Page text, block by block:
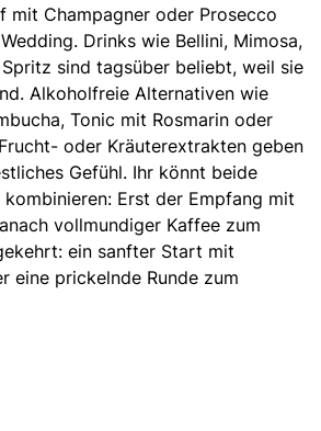
mit Champagner oder Prosecco
Drinks wie Bellini, Mimosa,
sind tagsüber beliebt, weil sie
Alkoholfreie Alternativen wie
Tonic mit Rosmarin oder
oder Kräuterextrakten geben
Gefühl. Ihr könnt beide
Erst der Empfang mit
vollmundiger Kaffee zum
ein sanfter Start mit
eine prickelnde Runde zum